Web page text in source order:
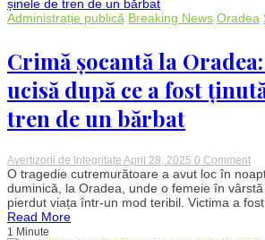
un
și
un
Administrație publică Breaking News Oradea
Crimă șocantă la
ucisă după ce a fost
tren de un bărbat
Avertizorii de Integritate April 28, 2025 0 Commenton
O tragedie cutremurătoare a avut loc în
duminică, la Oradea, unde o femeie în
pierdut viața într-un mod teribil. Victima a
Read More
1 Minute